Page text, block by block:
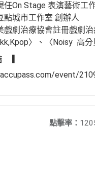
任On Stage 表演藝術工
點城市工作室 創辦人
戲劇治療協會註冊戲劇
〉、〈Noisy 高
▎
event/
點擊率：